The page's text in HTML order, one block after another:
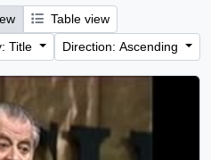
Table view
Title
Direction: Ascending